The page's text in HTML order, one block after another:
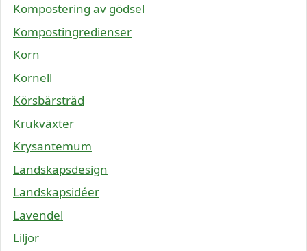
Kompostering av gödsel
Kompostingredienser
Korn
Kornell
Körsbärsträd
Krukväxter
Krysantemum
Landskapsdesign
Landskapsidéer
Lavendel
Liljor